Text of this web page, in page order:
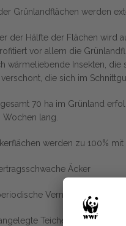
Grünlandflächen werden
der Hälfte der Flächen wird
vor allem die
wärmeliebende Insekten,
verschont, die sich im
70 ha im Grünland
Wochen lang.
werden zu 100%
Äcker
Vernässungen im
Teiche in Auenlage